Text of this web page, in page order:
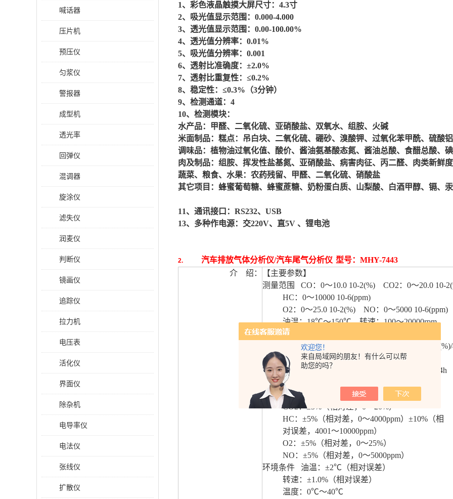
欢迎您！
来自局域网的朋友！有什么可以帮
助您的吗？
喊话器
压片机
预压仪
匀浆仪
警报器
成型机
透光率
回弹仪
混调器
旋涂仪
滤失仪
润麦仪
判断仪
镜画仪
追踪仪
拉力机
电压表
活化仪
界面仪
除杂机
电导率仪
电法仪
张线仪
扩散仪
1、彩色液晶触摸大屏尺寸：4.3寸
2、吸光值显示范围：0.000-4.000
3、透光值显示范围：0.00-100.00%
4、透光值分辨率：0.01%
5、吸光值分辨率：0.001
6、透射比准确度：±2.0%
7、透射比重复性：≤0.2%
8、稳定性：≤0.3%（3分钟）
9、检测通道：4
10、检测模块：
水产品：甲醛、二氧化硫、亚硝酸盐、双氧水、组胺、火碱
米面制品：糕点：吊白块、二氧化硫、硼砂、溴酸钾、过氧化苯甲酰、硫酸
调味品：植物油过氧化值、酸价、酱油氨基酸态氮、酱油总酸、食醋总酸、
肉及制品：组胺、挥发性盐基氮、亚硝酸盐、病害肉征、丙二醛、肉类新鲜度
蔬菜、粮食、水果：农药残留、甲醛、二氧化硫、硝酸盐
其它项目：蜂蜜葡萄糖、蜂蜜蔗糖、奶粉蛋白质、山梨酸、白酒甲醇、镉、
11、通讯接口：RS232、USB
13、多种作电源：交220V、直5V 、锂电池
2. 汽车排放气体分析仪/汽车尾气分析仪 型号：MHY-7443
介 绍：
【主要参数】
测量范围 CO：0～10.0 10-2(%) CO2：0～20.0 10-
HC：0～10000 10-6(ppm)
O2：0～25.0 10-2(%) NO：0～5000 10-6(ppm)
油温：18℃～150℃ 转速：100～20000rpm
重复性误差 ≤±2%
零点漂移 CO：±0.06 10-2(%)/4h CO2：±0.5 10-
HC：±30 10-6(ppm)/4h
O2：±0.5 10-2(%)/4h NO：±30 10-6(ppm)/4h
量距漂移 不过示值误差允许值(4小时)
示值误差 CO：±5%（相对差，0～10%）
CO2：±5%（相对差，0～20%）
HC：±5%（相对差，0～4000ppm）±10%（相
对误差，4001～10000ppm）
O2：±5%（相对差，0～25%）
NO：±5%（相对差，0～5000ppm）
环境条件 油温：±2℃（相对误差）
转速：±1.0%（相对误差）
温度：0℃～40℃